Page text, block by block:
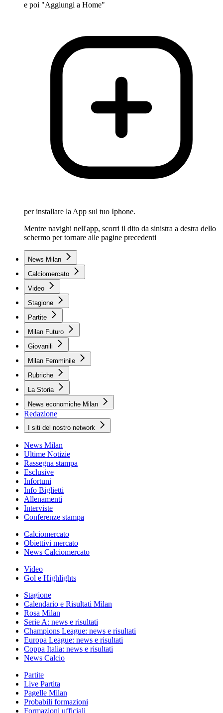
e poi "Aggiungi a Home"
per installare la App sul tuo Iphone.
Mentre navighi nell'app, scorri il dito da sinistra a destra dello
schermo per tornare alle pagine precedenti
News Milan
Calciomercato
Video
Stagione
Partite
Milan Futuro
Giovanili
Milan Femminile
Rubriche
La Storia
News economiche Milan
Redazione
I siti del nostro network
News Milan
Ultime Notizie
Rassegna stampa
Esclusive
Infortuni
Info Biglietti
Allenamenti
Interviste
Conferenze stampa
Calciomercato
Obiettivi mercato
News Calciomercato
Video
Gol e Highlights
Stagione
Calendario e Risultati Milan
Rosa Milan
Serie A: news e risultati
Champions League: news e risultati
Europa League: news e risultati
Coppa Italia: news e risultati
News Calcio
Partite
Live Partita
Pagelle Milan
Probabili formazioni
Formazioni ufficiali